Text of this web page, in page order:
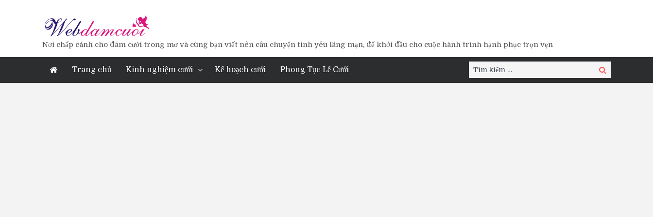
Nơi chấp cánh cho đám cưới trong mơ và cùng bạn viết nên câu chuyện tình yêu lãng mạn, để khởi đầu cho cuộc hành trình hạnh phục trọn vẹn
Trang chủ Kinh nghiệm cưới Kế hoạch cưới Phong Tục Lễ Cưới
Tìm
kiếm:
Tìm
kiếm